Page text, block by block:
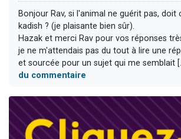
Bonjour Rav, si l'animal ne guérit pas, doit
kadish ? (je plaisante bien sûr).
Hazak et merci Rav pour vos réponses
je ne m'attendais pas du tout à lire une
et sourcée pour un sujet qui me semblait
du commentaire